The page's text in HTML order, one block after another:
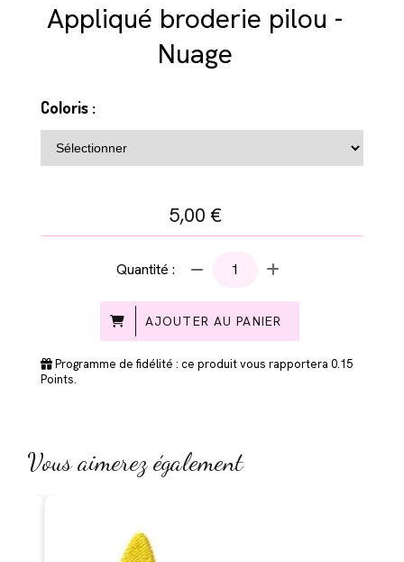
Appliqué broderie pilou -
Nuage
Coloris :
5,00 €
Quantité :
AJOUTER AU PANIER
Programme de fidélité : ce produit vous rapportera 0.15
Points.
Vous aimerez également